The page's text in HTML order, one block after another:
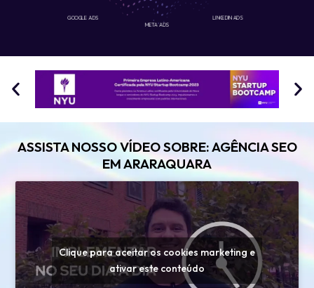
GOOGLE ADS LINKEDIN ADS
META ADS
ASSISTA NOSSO VÍDEO SOBRE: AGÊNCIA SEO
EM ARARAQUARA
Clique para aceitar os cookies marketing e
ativar este conteúdo